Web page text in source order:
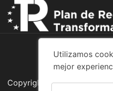
Copyright © 2026
Utilizamos
mejor